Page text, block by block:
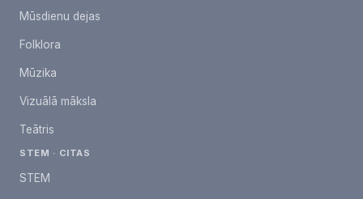
Mūsdienu dejas
Folklora
Mūzika
Vizuālā māksla
Teātris
STEM · CITAS
STEM